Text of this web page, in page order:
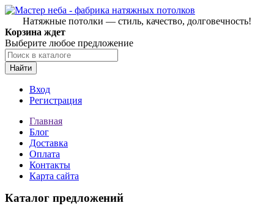
Натяжные потолки — стиль, качество, долговечность!
Корзина ждет
Выберите любое предложение
Найти
Вход
Регистрация
Главная
Блог
Доставка
Оплата
Контакты
Карта сайта
Каталог предложений